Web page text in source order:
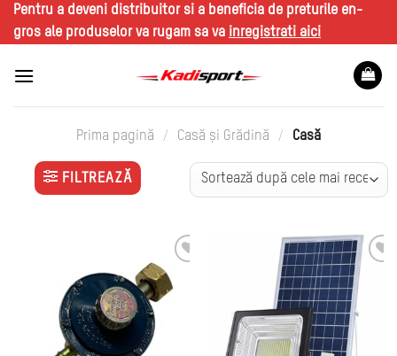
SkipPentru a deveni distribuitor si a beneficia de preturile en-
gros ale produselor va rugam sa va inregistrati aici
Prima pagină / Casă și Grădină / Casă
FILTREAZĂ